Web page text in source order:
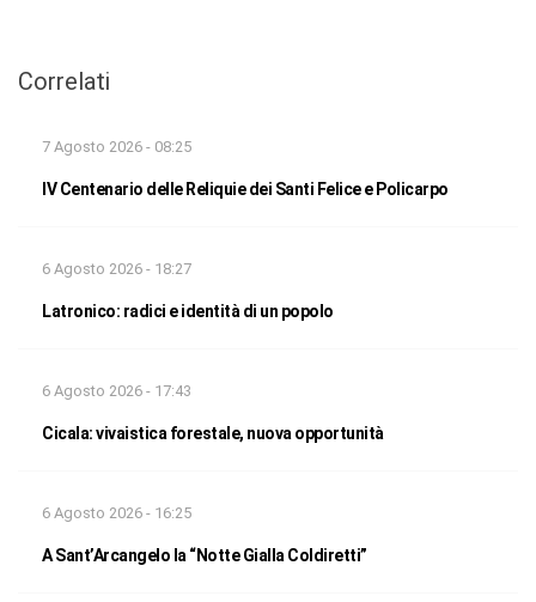
Correlati
7 Agosto 2026 - 08:25
IV Centenario delle Reliquie dei Santi Felice e Policarpo
6 Agosto 2026 - 18:27
Latronico: radici e identità di un popolo
6 Agosto 2026 - 17:43
Cicala: vivaistica forestale, nuova opportunità
6 Agosto 2026 - 16:25
A Sant’Arcangelo la “Notte Gialla Coldiretti”